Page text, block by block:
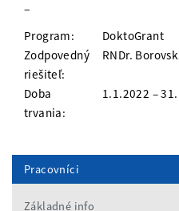
–
Program:
DoktoGrant
Zodpovedný
riešiteľ:
RNDr.
Doba
trvania:
1.1.2022 –
Pracovníci
Základné info